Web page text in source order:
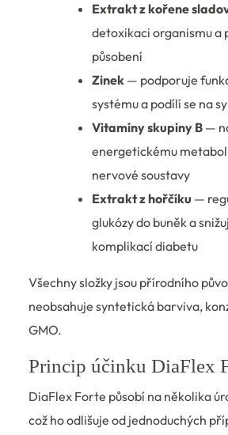
Extrakt z kořene
detoxikaci organismu a
působení
Zinek — podporuje
systému a podílí se na
Vitamíny skupiny B —
energetickému
nervové soustavy
Extrakt z hořčíku —
glukózy do buněk a
komplikací diabetu
Všechny složky jsou přírodního
neobsahuje syntetická barviva,
GMO.
Princip účinku DiaFlex
DiaFlex Forte působí na několika
což ho odlišuje od jednoduchých